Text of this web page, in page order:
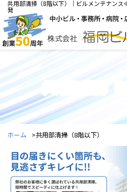
共用部清掃（8階以下）｜ビルメンテナン
発
共用部清掃（
ホーム 共用部清掃（8階以下）